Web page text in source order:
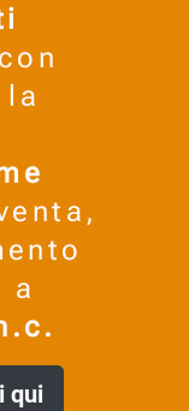
con
la
a
qui